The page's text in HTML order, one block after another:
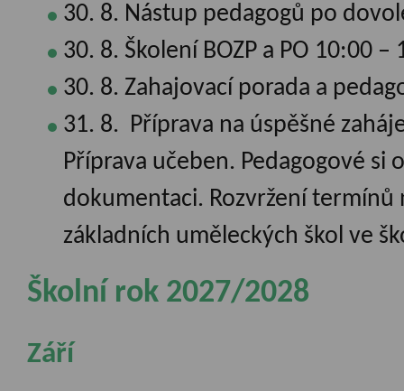
30. 8. Nástup pedagogů po
30. 8. Školení BOZP a PO 10:00 –
30. 8. Zahajovací porada a
31. 8. Příprava na úspěšné
Příprava učeben. Pedagogové
dokumentaci. Rozvržení termínů
základních uměleckých škol ve
Školní rok 2027/2028
Září